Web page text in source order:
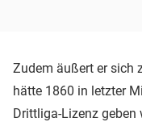
Zudem äußert er sich
hätte 1860 in letzter
Drittliga-Lizenz geben